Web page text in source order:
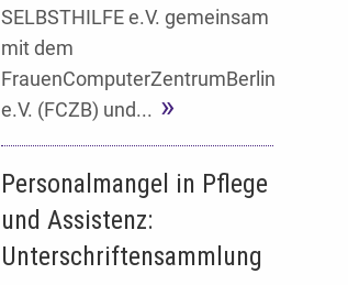
SELBSTHILFE e.V. gemeinsam
mit dem
FrauenComputerZentrumBerlin
e.V. (FCZB) und...
Personalmangel in Pflege
und Assistenz:
Unterschriftensammlung